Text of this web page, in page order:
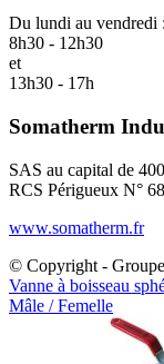
Du lundi au vendredi :
8h30 - 12h30
et
13h30 - 17h
Somatherm
SAS au capital de
RCS Périgueux N°
www.somatherm.fr
© Copyright -
Vanne à boisseau
Mâle / Femelle